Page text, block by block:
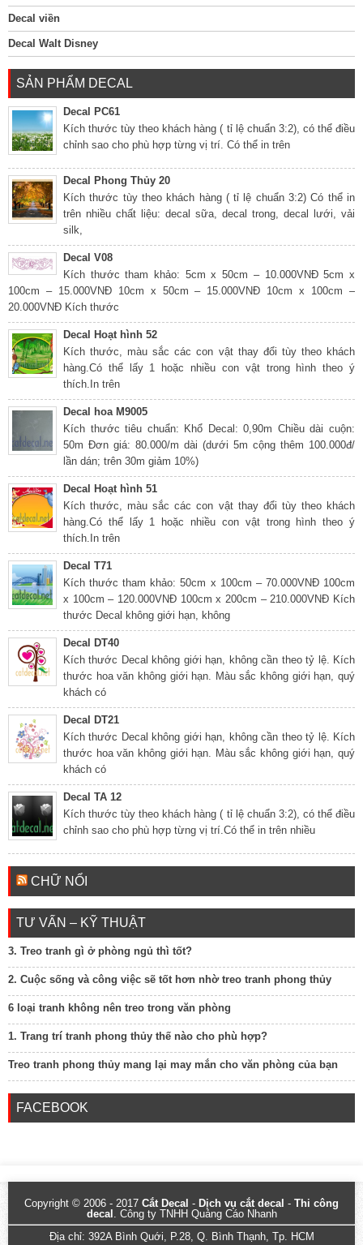
Decal viền
Decal Walt Disney
SẢN PHẨM DECAL
Decal PC61
Kích thước tùy theo khách hàng ( tỉ lệ chuẩn 3:2), có thể điều
chỉnh sao cho phù hợp từng vị trí. Có thể in trên
Decal Phong Thủy 20
Kích thước tùy theo khách hàng ( tỉ lệ chuẩn 3:2) Có thể in
trên nhiều chất liệu: decal sữa, decal trong, decal lưới, vải
silk,
Decal V08
Kích thước tham khảo: 5cm x 50cm – 10.000VNĐ 5cm x
100cm – 15.000VNĐ 10cm x 50cm – 15.000VNĐ 10cm x 100cm –
20.000VNĐ Kích thước
Decal Hoạt hình 52
Kích thước, màu sắc các con vật thay đổi tùy theo khách
hàng.Có thể lấy 1 hoặc nhiều con vật trong hình theo ý
thích.In trên
Decal hoa M9005
Kích thước tiêu chuẩn: Khổ Decal: 0,90m Chiều dài cuộn:
50m Đơn giá: 80.000/m dài (dưới 5m cộng thêm 100.000đ/
lần dán; trên 30m giảm 10%)
Decal Hoạt hình 51
Kích thước, màu sắc các con vật thay đổi tùy theo khách
hàng.Có thể lấy 1 hoặc nhiều con vật trong hình theo ý
thích.In trên
Decal T71
Kích thước tham khảo: 50cm x 100cm – 70.000VNĐ 100cm
x 100cm – 120.000VNĐ 100cm x 200cm – 210.000VNĐ Kích
thước Decal không giới hạn, không
Decal DT40
Kích thước Decal không giới hạn, không cần theo tỷ lệ. Kích
thước hoa văn không giới hạn. Màu sắc không giới hạn, quý
khách có
Decal DT21
Kích thước Decal không giới hạn, không cần theo tỷ lệ. Kích
thước hoa văn không giới hạn. Màu sắc không giới hạn, quý
khách có
Decal TA 12
Kích thước tùy theo khách hàng ( tỉ lệ chuẩn 3:2), có thể điều
chỉnh sao cho phù hợp từng vị trí.Có thể in trên nhiều
CHỮ NỔI
TƯ VẤN – KỸ THUẬT
3. Treo tranh gì ở phòng ngủ thì tốt?
2. Cuộc sống và công việc sẽ tốt hơn nhờ treo tranh phong thủy
6 loại tranh không nên treo trong văn phòng
1. Trang trí tranh phong thủy thế nào cho phù hợp?
Treo tranh phong thủy mang lại may mắn cho văn phòng của bạn
FACEBOOK
Copyright © 2006 - 2017 Cắt Decal - Dịch vụ cắt decal - Thi công
decal . Công ty TNHH Quảng Cáo Nhanh
Địa chỉ: 392A Bình Quới, P.28, Q. Bình Thạnh, Tp. HCM